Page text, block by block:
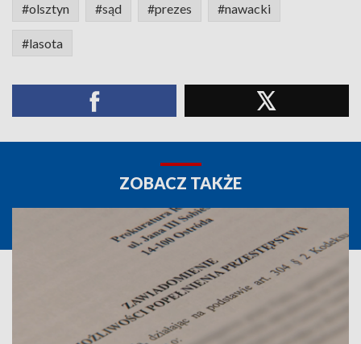
#olsztyn #sąd #prezes #nawacki
#lasota
ZOBACZ TAKŻE